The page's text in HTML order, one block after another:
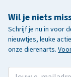
Wil je niets
Schrijf je nu in voor
nieuwtjes, leuke
onze dierenarts.